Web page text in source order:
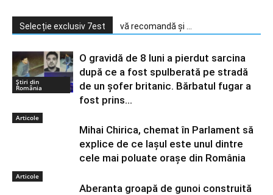
Selecție exclusiv 7est vă recomandă și ...
Știri din
România
O gravidă de 8 luni a pierdut sarcina
după ce a fost spulberată pe stradă
de un șofer britanic. Bărbatul fugar a
fost prins...
Articole
Mihai Chirica, chemat în Parlament să
explice de ce Iașul este unul dintre
cele mai poluate orașe din România
Articole
Aberanta groapă de gunoi construită